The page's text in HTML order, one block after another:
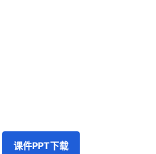
课件PPT下载